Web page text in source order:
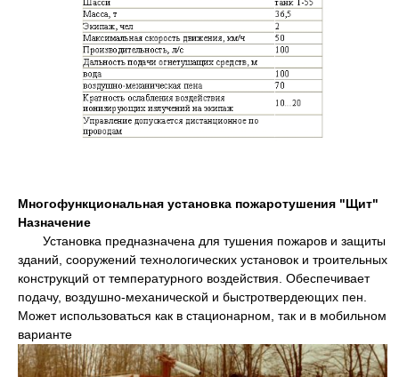
Многофункциональная установка пожаротушения "Щит"
Назначение
Установка предназначена для тушения пожаров и защиты
зданий, сооружений технологических установок и троительных
конструкций от температурного воздействия. Обеспечивает
подачу, воздушно-механической и быстротвердеющих пен.
Может использоваться как в стационарном, так и в мобильном
варианте